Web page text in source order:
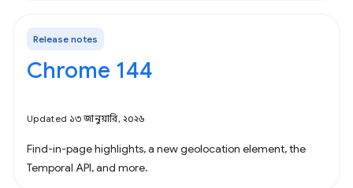
Release notes
Chrome 144
Updated ১৩ জানুয়ারি, ২০২৬
Find-in-page highlights, a new geolocation element, the
Temporal API, and more.